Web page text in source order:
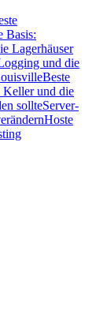
Basis:
Lagerhäuser
und die
Beste
und die
sollteServer-
Hoste